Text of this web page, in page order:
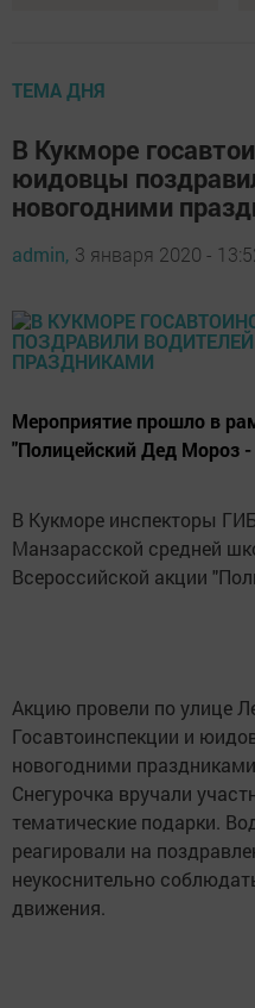
ТЕМА ДНЯ
В Кукморе
юидовцы
новогодними
admin, 3 января 2020 -
Мероприятие прошло в
"Полицейский Дед Мороз -
В Кукморе инспекторы
Манзарасской средней
Всероссийской акции
Акцию провели по улице
Госавтоинспекции и
новогодними
Снегурочка вручали
тематические подарки.
реагировали на
неукоснительно
движения.